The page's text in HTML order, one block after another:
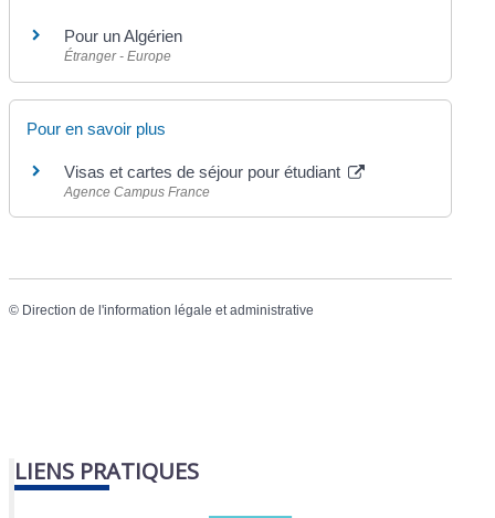
Pour un Algérien
Étranger - Europe
Pour en savoir plus
Visas et cartes de séjour pour étudiant
Agence Campus France
© Direction de l'information légale et administrative
LIENS PRATIQUES